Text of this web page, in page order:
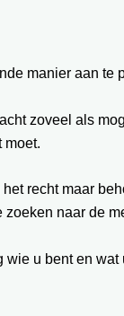
manier aan te
zoveel als
moet.
recht maar
zoeken naar de
u bent en